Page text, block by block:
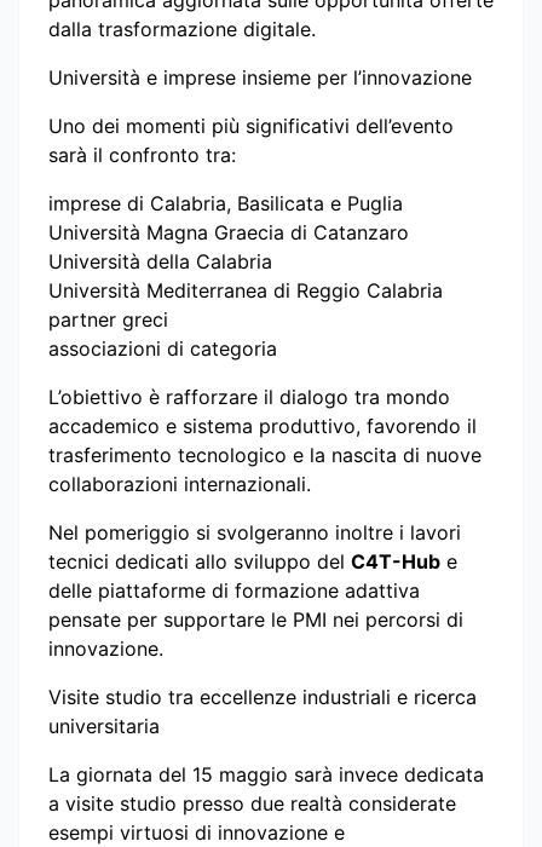
dalla trasformazione digitale.
Università e imprese insieme per l’innovazione
Uno dei momenti più significativi dell’evento
sarà il confronto tra:
imprese di Calabria, Basilicata e Puglia
Università Magna Graecia di Catanzaro
Università della Calabria
Università Mediterranea di Reggio Calabria
partner greci
associazioni di categoria
L’obiettivo è rafforzare il dialogo tra mondo
accademico e sistema produttivo, favorendo il
trasferimento tecnologico e la nascita di nuove
collaborazioni internazionali.
Nel pomeriggio si svolgeranno inoltre i lavori
tecnici dedicati allo sviluppo del C4T-Hub e
delle piattaforme di formazione adattiva
pensate per supportare le PMI nei percorsi di
innovazione.
Visite studio tra eccellenze industriali e ricerca
universitaria
La giornata del 15 maggio sarà invece dedicata
a visite studio presso due realtà considerate
esempi virtuosi di innovazione e